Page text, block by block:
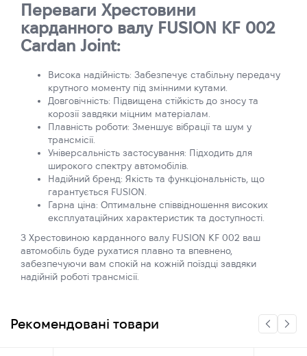
Переваги Хрестовини
карданного валу FUSION KF 002
Cardan Joint:
Висока надійність: Забезпечує стабільну передачу
крутного моменту під змінними кутами.
Довговічність: Підвищена стійкість до зносу та
корозії завдяки міцним матеріалам.
Плавність роботи: Зменшує вібрації та шум у
трансмісії.
Універсальність застосування: Підходить для
широкого спектру автомобілів.
Надійний бренд: Якість та функціональність, що
гарантується FUSION.
Гарна ціна: Оптимальне співвідношення високих
експлуатаційних характеристик та доступності.
З Хрестовиною карданного валу FUSION KF 002 ваш
автомобіль буде рухатися плавно та впевнено,
забезпечуючи вам спокій на кожній поїздці завдяки
надійній роботі трансмісії.
Рекомендовані товари